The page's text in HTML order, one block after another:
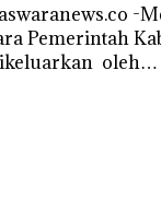
-
Pemerintah
oleh…